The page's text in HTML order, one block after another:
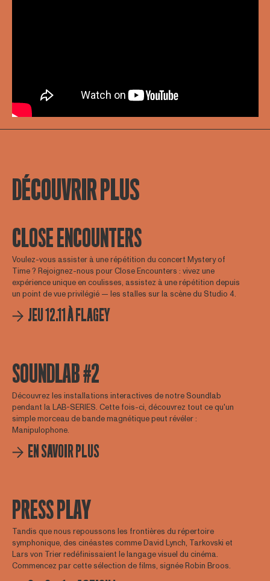
DÉCOUVRIR PLUS
CLOSE ENCOUNTERS
Voulez-vous assister à une répétition du concert Mystery of
Time ? Rejoignez-nous pour Close Encounters : vivez une
expérience unique en coulisses, assistez à une répétition depuis
un point de vue privilégié — les stalles sur la scène du Studio 4.
JEU 12.11 À FLAGEY
SOUNDLAB #2
Découvrez les installations interactives de notre Soundlab
pendant la LAB-SERIES. Cette fois-ci, découvrez tout ce qu'un
simple morceau de bande magnétique peut révéler :
Manipulophone.
EN SAVOIR PLUS
PRESS PLAY
Tandis que nous repoussons les frontières du répertoire
symphonique, des cinéastes comme David Lynch, Tarkovski et
Lars von Trier redéfinissaient le langage visuel du cinéma.
Commencez par cette sélection de films, signée Robin Broos.